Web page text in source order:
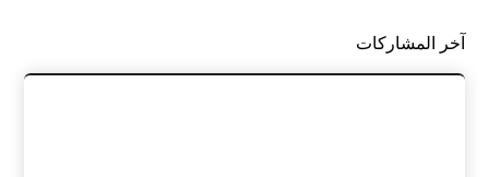
آخر المشاركات